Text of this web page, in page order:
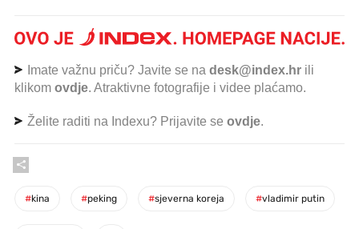
Imate važnu priču? Javite se na desk@index.hr ili
klikom ovdje. Atraktivne fotografije i videe plaćamo.
Želite raditi na Indexu? Prijavite se ovdje.
#kina #peking #sjeverna koreja #vladimir putin